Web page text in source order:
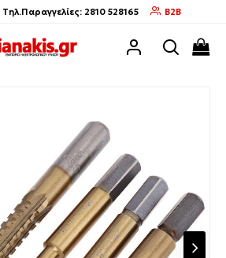
2810 528165 B2B